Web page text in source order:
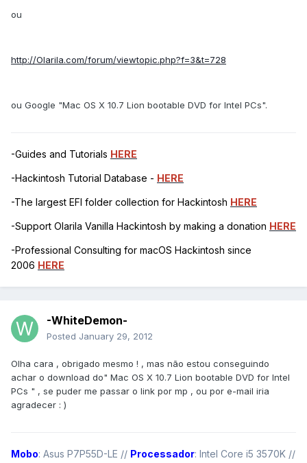
ou
http://Olarila.com/forum/viewtopic.php?f=3&t=728
ou Google "Mac OS X 10.7 Lion bootable DVD for Intel PCs".
-Guides and Tutorials HERE
-Hackintosh Tutorial Database - HERE
-The largest EFI folder collection for Hackintosh HERE
-Support Olarila Vanilla Hackintosh by making a donation HERE
-Professional Consulting for macOS Hackintosh since
2006 HERE
-WhiteDemon-
Posted January 29, 2012
Olha cara , obrigado mesmo ! , mas não estou conseguindo
achar o download do" Mac OS X 10.7 Lion bootable DVD for Intel
PCs " , se puder me passar o link por mp , ou por e-mail iria
agradecer : )
Mobo: Asus P7P55D-LE // Processador: Intel Core i5 3570K //